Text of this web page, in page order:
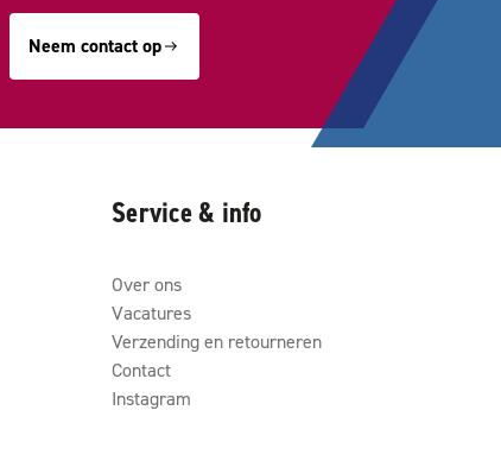
Neem contact op
Service & info
Over ons
Vacatures
Verzending en retourneren
Contact
Instagram